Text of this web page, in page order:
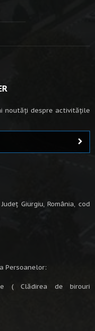
noutăți despre activitățile
Giurgiu, România, cod
Persoanelor:
( Clădirea de birouri